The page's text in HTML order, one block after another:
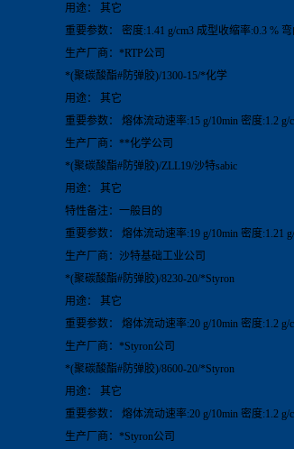
用途： 其它
重要参数： 密度:1.41 g/cm3 成型收缩率:0.3 %
生产厂商：*RTP公司
*(聚碳酸酯#防弹胶)/1300-15/*化学
用途： 其它
重要参数： 熔体流动速率:15 g/10min 密度:1.2
生产厂商：**化学公司
*(聚碳酸酯#防弹胶)/ZLL19/沙特sabic
用途： 其它
特性备注：一般目的
重要参数： 熔体流动速率:19 g/10min 密度:1.21
生产厂商：沙特基础工业公司
*(聚碳酸酯#防弹胶)/8230-20/*Styron
用途： 其它
重要参数： 熔体流动速率:20 g/10min 密度:1.2
生产厂商：*Styron公司
*(聚碳酸酯#防弹胶)/8600-20/*Styron
用途： 其它
重要参数： 熔体流动速率:20 g/10min 密度:1.2
生产厂商：*Styron公司